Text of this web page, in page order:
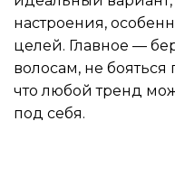
настроения,
целей. Главное —
волосам, не
что любой тренд
под себя.